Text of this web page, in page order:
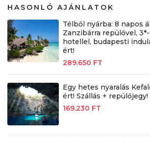
HASONLÓ AJÁNLATOK
Télből nyárba: 8 napos
Zanzibárra repülővel,
hotellel, budapesti
ért!
289.650 FT
Egy hetes nyaralás
ért! Szállás + repülőjegy!
169.230 FT